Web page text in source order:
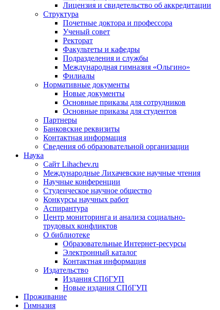
Лицензия и свидетельство об аккредитации
Структура
Почетные доктора и профессора
Ученый совет
Ректорат
Факультеты и кафедры
Подразделения и службы
Международная гимназия «Ольгино»
Филиалы
Нормативные документы
Новые документы
Основные приказы для сотрудников
Основные приказы для студентов
Партнеры
Банковские реквизиты
Контактная информация
Сведения об образовательной организации
Наука
Сайт Lihachev.ru
Международные Лихачевские научные чтения
Научные конференции
Студенческое научное общество
Конкурсы научных работ
Аспирантура
Центр мониторинга и анализа социально-
трудовых конфликтов
О библиотеке
Образовательные Интернет-ресурсы
Электронный каталог
Контактная информация
Издательство
Издания СПбГУП
Новые издания СПбГУП
Проживание
Гимназия